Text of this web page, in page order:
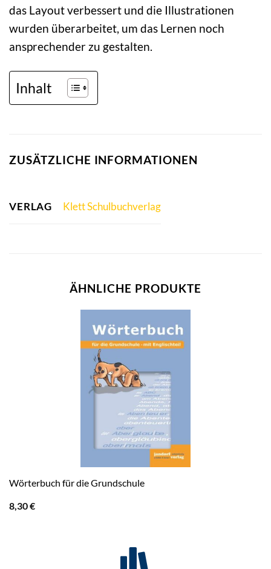
das Layout verbessert und die Illustrationen
wurden überarbeitet, um das Lernen noch
ansprechender zu gestalten.
Inhalt
ZUSÄTZLICHE INFORMATIONEN
VERLAG Klett Schulbuchverlag
ÄHNLICHE PRODUKTE
Wörterbuch für die Grundschule
8,30€